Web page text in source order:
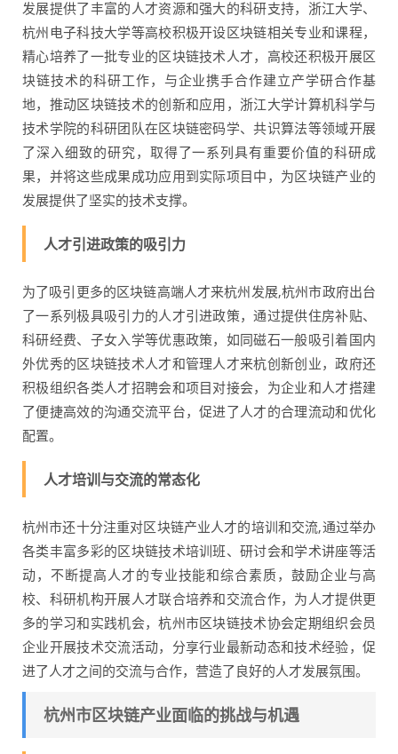
发展提供了丰富的人才资源和强大的科研支持，浙江大学、
杭州电子科技大学等高校积极开设区块链相关专业和课程，
精心培养了一批专业的区块链技术人才，高校还积极开展区
块链技术的科研工作，与企业携手合作建立产学研合作基
地，推动区块链技术的创新和应用，浙江大学计算机科学与
技术学院的科研团队在区块链密码学、共识算法等领域开展
了深入细致的研究，取得了一系列具有重要价值的科研成
果，并将这些成果成功应用到实际项目中，为区块链产业的
发展提供了坚实的技术支撑。
人才引进政策的吸引力
为了吸引更多的区块链高端人才来杭州发展,杭州市政府出台
了一系列极具吸引力的人才引进政策，通过提供住房补贴、
科研经费、子女入学等优惠政策，如同磁石一般吸引着国内
外优秀的区块链技术人才和管理人才来杭创新创业，政府还
积极组织各类人才招聘会和项目对接会，为企业和人才搭建
了便捷高效的沟通交流平台，促进了人才的合理流动和优化
配置。
人才培训与交流的常态化
杭州市还十分注重对区块链产业人才的培训和交流,通过举办
各类丰富多彩的区块链技术培训班、研讨会和学术讲座等活
动，不断提高人才的专业技能和综合素质，鼓励企业与高
校、科研机构开展人才联合培养和交流合作，为人才提供更
多的学习和实践机会，杭州市区块链技术协会定期组织会员
企业开展技术交流活动，分享行业最新动态和技术经验，促
进了人才之间的交流与合作，营造了良好的人才发展氛围。
杭州市区块链产业面临的挑战与机遇